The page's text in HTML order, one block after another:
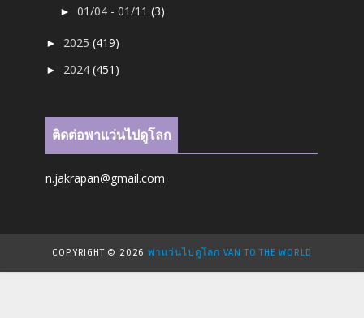
►01/04 - 01/11(3)
► 2025(419)
► 2024(451)
ติดต่อพาแว่นไปดูโลก
n.jakrapan@gmail.com
COPYRIGHT © 2026พาแว่นไปดูโลก VAN TO THE WORLD